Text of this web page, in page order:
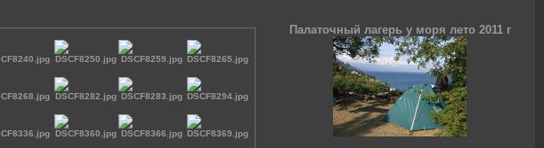
Палаточный лагерь у моря лето 2011 г